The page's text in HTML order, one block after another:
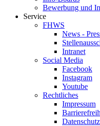
Bewerbung und
Service
FHWS
News -
Intranet
Social Media
Facebook
Instagram
Youtube
Rechtliches
Impressum
Datenschutz